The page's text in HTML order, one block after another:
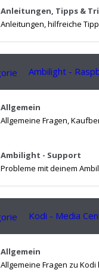
Anleitungen, Tipps &
Anleitungen, hilfreiche
Ambilight -
Allgemein
Allgemeine Fragen,
Ambilight - Support
Probleme mit deinem
Kodi - Media
Allgemein
Allgemeine Fragen zu Kodi